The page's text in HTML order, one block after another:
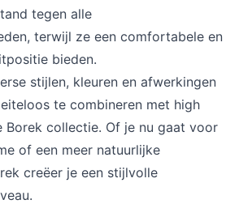
Parasols
Stoelen
Ligbedden
Overig
Deals
Yoi
Verkooppunten zoeken
tegen alle
terwijl ze een comfortabele en
bieden.
stijlen, kleuren en afwerkingen
te combineren met high
Borek collectie. Of je nu gaat voor
of een meer natuurlijke
creëer je een stijlvolle